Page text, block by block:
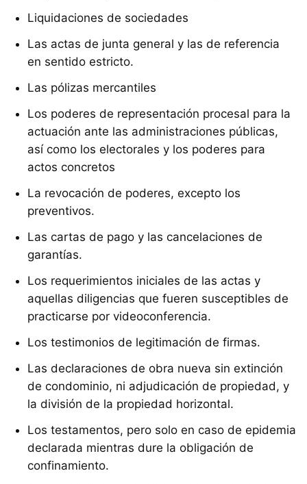
Liquidaciones de sociedades
Las actas de junta general y las de referencia
en sentido estricto.
Las pólizas mercantiles
Los poderes de representación procesal para la
actuación ante las administraciones públicas,
así como los electorales y los poderes para
actos concretos
La revocación de poderes, excepto los
preventivos.
Las cartas de pago y las cancelaciones de
garantías.
Los requerimientos iniciales de las actas y
aquellas diligencias que fueren susceptibles de
practicarse por videoconferencia.
Los testimonios de legitimación de firmas.
Las declaraciones de obra nueva sin extinción
de condominio, ni adjudicación de propiedad, y
la división de la propiedad horizontal.
Los testamentos, pero solo en caso de epidemia
declarada mientras dure la obligación de
confinamiento.